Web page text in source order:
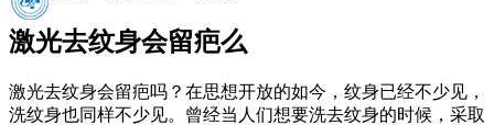
激光去纹身会留疤么
激光去纹身会留疤吗？在思想开放的如今，纹身已经不少见，
洗纹身也同样不少见。曾经当人们想要洗去纹身的时候，采取